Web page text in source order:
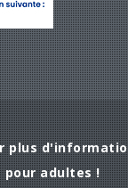
plus
adultes !